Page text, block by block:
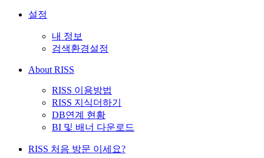
설정
내 정보
검색환경설정
About RISS
RISS 이용방법
RISS 지식더하기
DB연계 현황
BI 및 배너 다운로드
RISS 처음 방문 이세요?